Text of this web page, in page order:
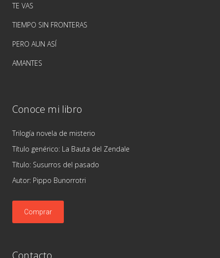
TE VAS
TIEMPO SIN FRONTERAS
PERO AUN ASÍ
AMANTES
Conoce mi libro
Trilogía novela de misterio
Título genérico: La Bauta del Zendale
Título: Susurros del pasado
Autor: Pippo Bunorrotri
Comprar
Contacto